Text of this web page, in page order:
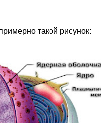
такой рисунок: